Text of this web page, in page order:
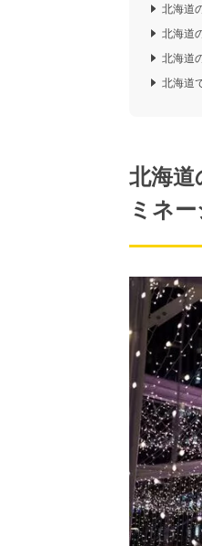
北海道
北海道
北海道
北海道
北海
ミネー